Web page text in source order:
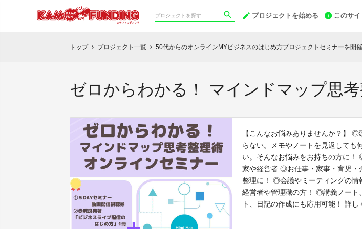
プロジェクトを始める このサ
トップ chevron_right プロジェクト一覧 chevron_right 50代からのオンラインMYビジネスのはじめ方プロジェクトセミナーを開催
ゼロからわかる！ マインドマップ思
【こんなお悩みありませんか？】 ◎
らない。メモやノートを見返しても
い。そんなお悩みをお持ちの方に
家や経営者 ◎お仕事・家事・育児・
整理に！ ◎会議やミーティングの情
経営者や管理職の方！ ◎講義ノート
ト、日記の作成にも応用可能！ 詳し